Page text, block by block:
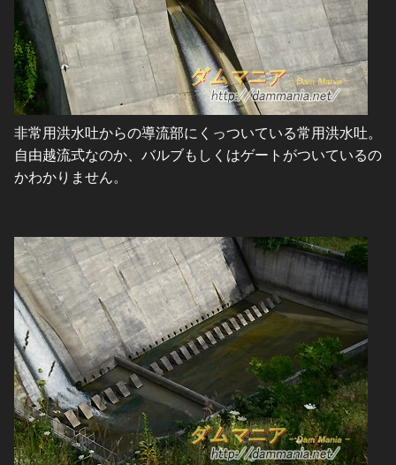
非常用洪水吐からの導流部にくっついている常用洪水吐。
自由越流式なのか、バルブもしくはゲートがついているの
かわかりません。